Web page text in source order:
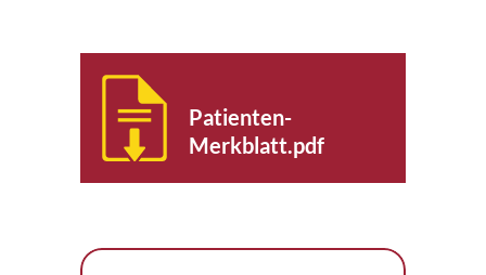
Patienten-
Merkblatt.pdf